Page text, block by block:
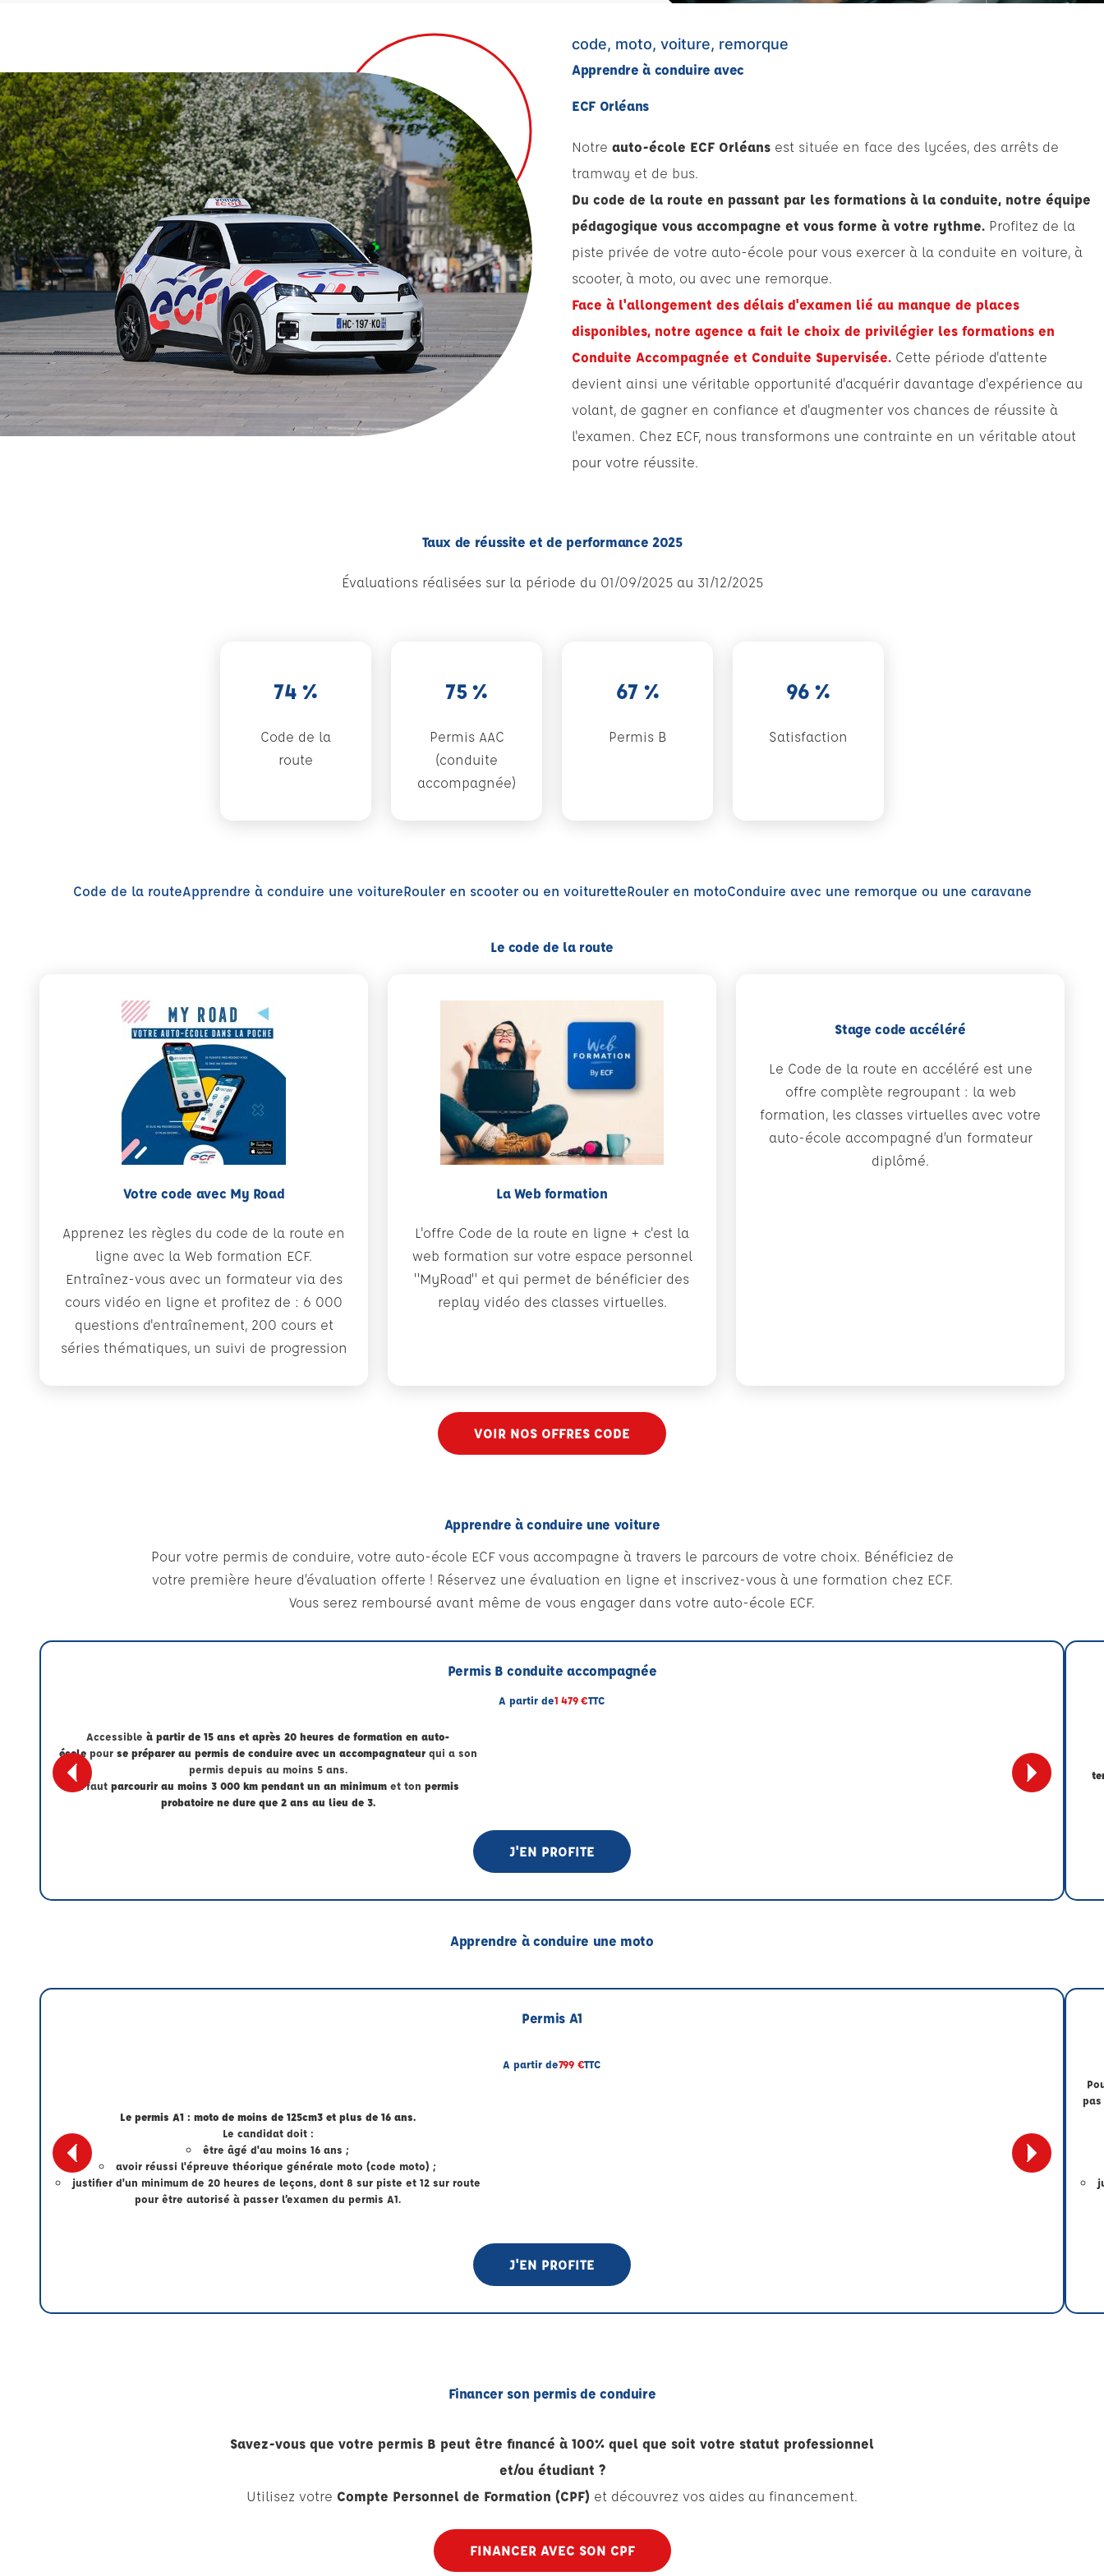
code, moto, voiture, remorque
Apprendre à conduire avec
ECF Orléans
Notre auto-école ECF Orléans est située en face des lycées, des arrêts de
tramway et de bus.
Du code de la route en passant par les formations à la conduite, notre équipe
pédagogique vous accompagne et vous forme à votre rythme. Profitez de la
piste privée de votre auto-école pour vous exercer à la conduite en voiture, à
scooter, à moto, ou avec une remorque.
Face à l'allongement des délais d'examen lié au manque de places
disponibles, notre agence a fait le choix de privilégier les formations en
Conduite Accompagnée et Conduite Supervisée. Cette période d'attente
devient ainsi une véritable opportunité d'acquérir davantage d'expérience au
volant, de gagner en confiance et d'augmenter vos chances de réussite à
l'examen. Chez ECF, nous transformons une contrainte en un véritable atout
pour votre réussite.
Taux de réussite et de performance 2025
Évaluations réalisées sur la période du 01/09/2025 au 31/12/2025
74 %
Code de la
route
75 %
Permis AAC
(conduite
accompagnée)
67 %
Permis B
96 %
Satisfaction
Code de la routeApprendre à conduire une voitureRouler en scooter ou en voituretteRouler en motoConduire avec une remorque ou une caravane
Le code de la route
Votre code avec My Road
Apprenez les règles du code de la route en
ligne avec la Web formation ECF.
Entraînez-vous avec un formateur via des
cours vidéo en ligne et profitez de : 6 000
questions d'entraînement, 200 cours et
séries thématiques, un suivi de progression
La Web formation
L'offre Code de la route en ligne + c'est la
web formation sur votre espace personnel
"MyRoad" et qui permet de bénéficier des
replay vidéo des classes virtuelles.
Stage code accéléré
Le Code de la route en accéléré est une
offre complète regroupant : la web
formation, les classes virtuelles avec votre
auto-école accompagné d’un formateur
diplômé.
VOIR NOS OFFRES CODE
Apprendre à conduire une voiture
Pour votre permis de conduire, votre auto-école ECF vous accompagne à travers le parcours de votre choix. Bénéficiez de
votre première heure d’évaluation offerte ! Réservez une évaluation en ligne et inscrivez-vous à une formation chez ECF.
Vous serez remboursé avant même de vous engager dans votre auto-école ECF.
Permis B conduite accompagnée
A partir de1 479 €TTC
Accessible à partir de 15 ans et après 20 heures de formation en auto-
écolepour se préparer au permis de conduire avec un accompagnateurqui a son
permis depuis au moins 5 ans.
Il faut parcourir au moins 3 000 km pendant un an minimum et ton permis
probatoire ne dure que 2 ans au lieu de 3.
J'EN PROFITE
Apprendre à conduire une moto
Permis A1
A partir de799 €TTC
Le permis A1 : moto de moins de 125cm3 et plus de 16 ans.
Le candidat doit :
être âgé d'au moins 16 ans ;
avoir réussi l'épreuve théorique générale moto (code moto) ;
justifier d'un minimum de 20 heures de leçons, dont 8 sur piste et 12 sur route
pour être autorisé à passer l’examen du permis A1.
J'EN PROFITE
Financer son permis de conduire
Savez-vous que votre permis B peut être financé à 100% quel que soit votre statut professionnel
et/ou étudiant ?
Utilisez votre Compte Personnel de Formation (CPF) et découvrez vos aides au financement.
FINANCER AVEC SON CPF